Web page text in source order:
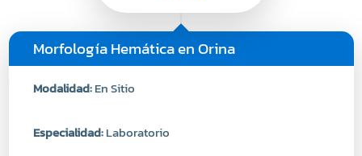
Morfología Hemática en Orina
Modalidad:En Sitio
Especialidad:Laboratorio